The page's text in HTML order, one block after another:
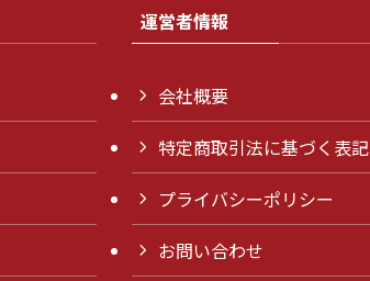
運営者情報
会社概要
特定商取引法に基づく表記
プライバシーポリシー
お問い合わせ